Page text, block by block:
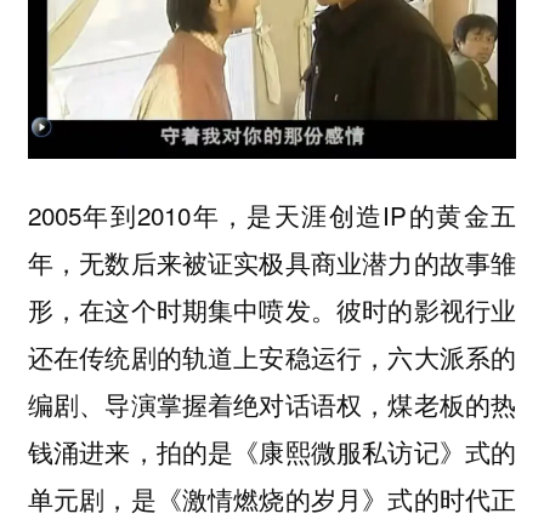
2005年到2010年，是天涯创造IP的黄金五
年，无数后来被证实极具商业潜力的故事雏
形，在这个时期集中喷发。彼时的影视行业
还在传统剧的轨道上安稳运行，六大派系的
编剧、导演掌握着绝对话语权，煤老板的热
钱涌进来，拍的是《康熙微服私访记》式的
单元剧，是《激情燃烧的岁月》式的时代正